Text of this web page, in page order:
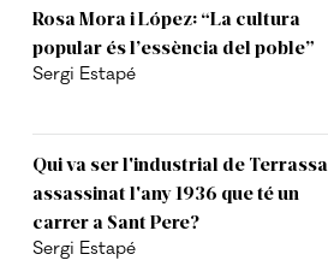
Rosa Mora i López: “La cultura
popular és l’essència del poble”
Sergi Estapé
Qui va ser l'industrial de Terrassa
assassinat l'any 1936 que té un
carrer a Sant Pere?
Sergi Estapé